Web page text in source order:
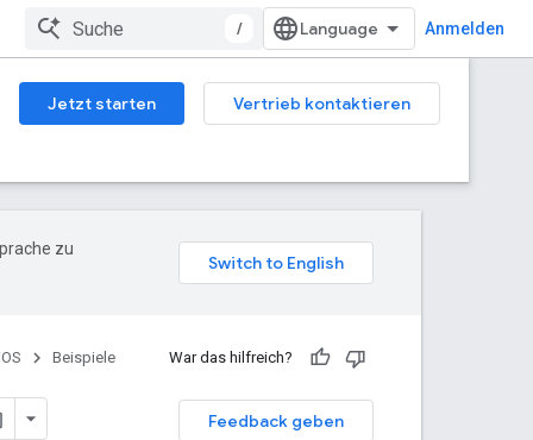
/ Anmelden
Jetzt starten
Vertrieb kontaktieren
zu
Beispiele War das hilfreich?
Feedback geben